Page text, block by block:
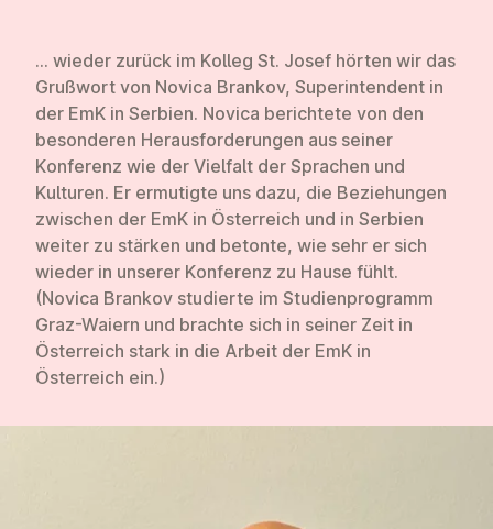
... wieder zurück im Kolleg St. Josef hörten wir das
Grußwort von Novica Brankov, Superintendent in
der EmK in Serbien. Novica berichtete von den
besonderen Herausforderungen aus seiner
Konferenz wie der Vielfalt der Sprachen und
Kulturen. Er ermutigte uns dazu, die Beziehungen
zwischen der EmK in Österreich und in Serbien
weiter zu stärken und betonte, wie sehr er sich
wieder in unserer Konferenz zu Hause fühlt.
(Novica Brankov studierte im Studienprogramm
Graz-Waiern und brachte sich in seiner Zeit in
Österreich stark in die Arbeit der EmK in
Österreich ein.)